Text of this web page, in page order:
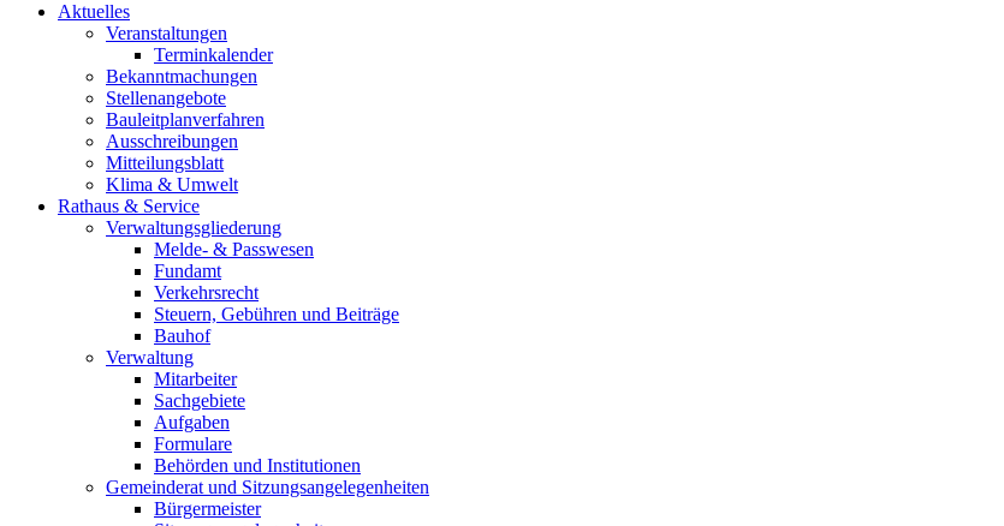
Aktuelles
Veranstaltungen
Terminkalender
Bekanntmachungen
Stellenangebote
Bauleitplanverfahren
Ausschreibungen
Mitteilungsblatt
Klima & Umwelt
Rathaus & Service
Verwaltungsgliederung
Melde- & Passwesen
Fundamt
Verkehrsrecht
Steuern, Gebühren und Beiträge
Bauhof
Verwaltung
Mitarbeiter
Sachgebiete
Aufgaben
Formulare
Behörden und Institutionen
Gemeinderat und Sitzungsangelegenheiten
Bürgermeister